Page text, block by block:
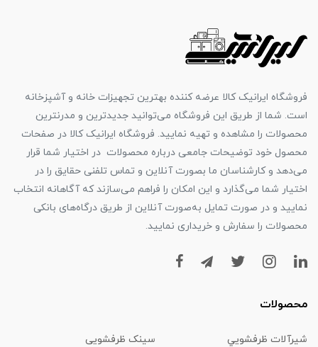
فروشگاه ایرانیک کالا عرضه کننده بهترین تجهیزات خانه و آشپزخانه
است. شما از طریق این فروشگاه می‌توانید جدیدترین و مدرنترین
محصولات را مشاهده و تهیه نمایید. فروشگاه ایرانیک کالا در صفحات
محصول خود توضیحات جامعی درباره محصولات در اختیار شما قرار
می‌دهد و کارشناسان ما بصورت آنلاین و تماس تلفنی حقایق را در
اختیار شما می‌گذارد و این امکان را فراهم می‌سازند که آگاهانه انتخاب
نمایید و در صورت تمایل به‌صورت آنلاین از طریق درگاه‌های بانکی
محصولات را سفارش و خریداری نمایید.
محصولات
شیرآلات ظرفشويي سینک ظرفشویی